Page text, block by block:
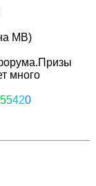
МВ)
много
55420